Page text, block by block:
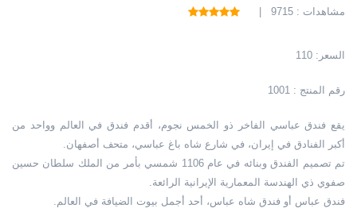
مشاهدات : 9715 |
السعر: 110
رقم المنتج : 1001
يقع فندق عباسي الفاخر ذو الخمس نجوم، أقدم فندق في العالم وواحد من
أكبر الفنادق في إيران، في شارع شاه باغ عباسي، متحف أصفهان.
تم تصميم الفندق وبنائه في عام 1106 شمسي بأمر من الملك سلطان حسين
صفوي ذي الهندسة المعمارية الإيرانية الرائعة.
فندق عباس أو فندق شاه عباس، أحد أجمل بيوت الضيافة في العالم.